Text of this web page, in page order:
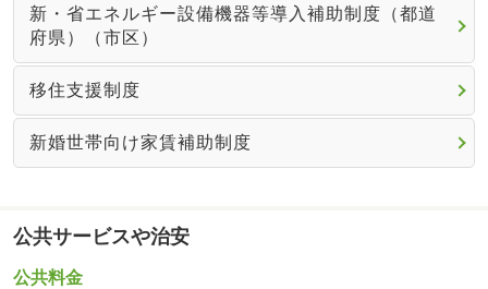
新・省エネルギー設備機器等導入補助制度（都道
府県）（市区）
移住支援制度
新婚世帯向け家賃補助制度
公共サービスや治安
公共料金